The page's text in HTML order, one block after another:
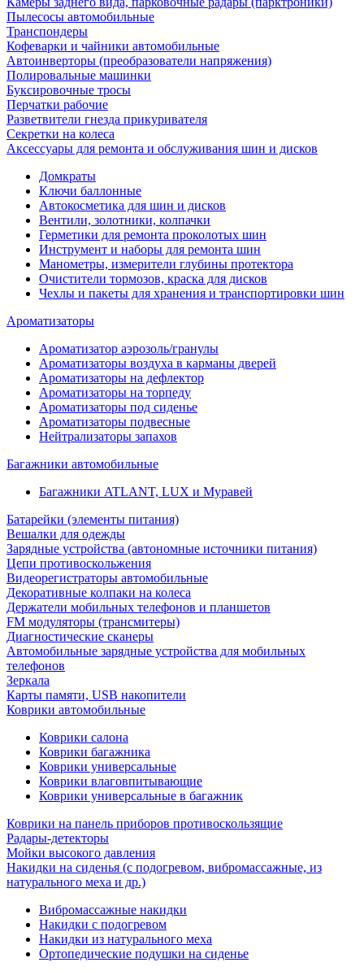
Пылесосы автомобильные
Транспондеры
Кофеварки и чайники автомобильные
Автоинверторы (преобразователи напряжения)
Полировальные машинки
Буксировочные тросы
Перчатки рабочие
Разветвители гнезда прикуривателя
Секретки на колеса
Аксессуары для ремонта и обслуживания ‎шин и дисков
Домкраты
Ключи баллонные
Автокосметика для шин и дисков
Вентили, золотники, колпачки
Герметики для ремонта проколотых шин
Инструмент и наборы для ремонта шин
Манометры, измерители глубины протектора
Очистители тормозов, краска для дисков
Чехлы и пакеты для хранения и транспортировки шин
Ароматизаторы
Ароматизатор аэрозоль/гранулы
Ароматизаторы воздуха в карманы дверей
Ароматизаторы на дефлектор
Ароматизаторы на торпеду
Ароматизаторы под сиденье
Ароматизаторы подвесные
Нейтрализаторы запахов
Багажники автомобильные
Багажники ATLANT, LUX и Муравей
Батарейки (элементы питания)
Вешалки для одежды
Зарядные устройства (автономные источники питания)
Цепи противоскольжения
Видеорегистраторы автомобильные
Декоративные колпаки на колеса
Держатели мобильных телефонов и планшетов
FM модуляторы (трансмитеры)
Диагностические сканеры
Автомобильные зарядные устройства для мобильных
телефонов
Зеркала
Карты памяти, USB накопители
Коврики автомобильные
Коврики салона
Коврики багажника
Коврики универсальные
Коврики влаговпитывающие
Коврики универсальные в багажник
Коврики на панель приборов противоскользящие
Радары-детекторы
Мойки высокого давления
Накидки на сиденья (с подогревом, вибромассажные, из
натурального меха и др.)
Вибромассажные накидки
Накидки с подогревом
Накидки из натурального меха
Ортопедические подушки на сиденье